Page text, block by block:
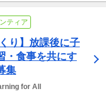
ティア
り】放課後に子
・食事を共にす
集
for All